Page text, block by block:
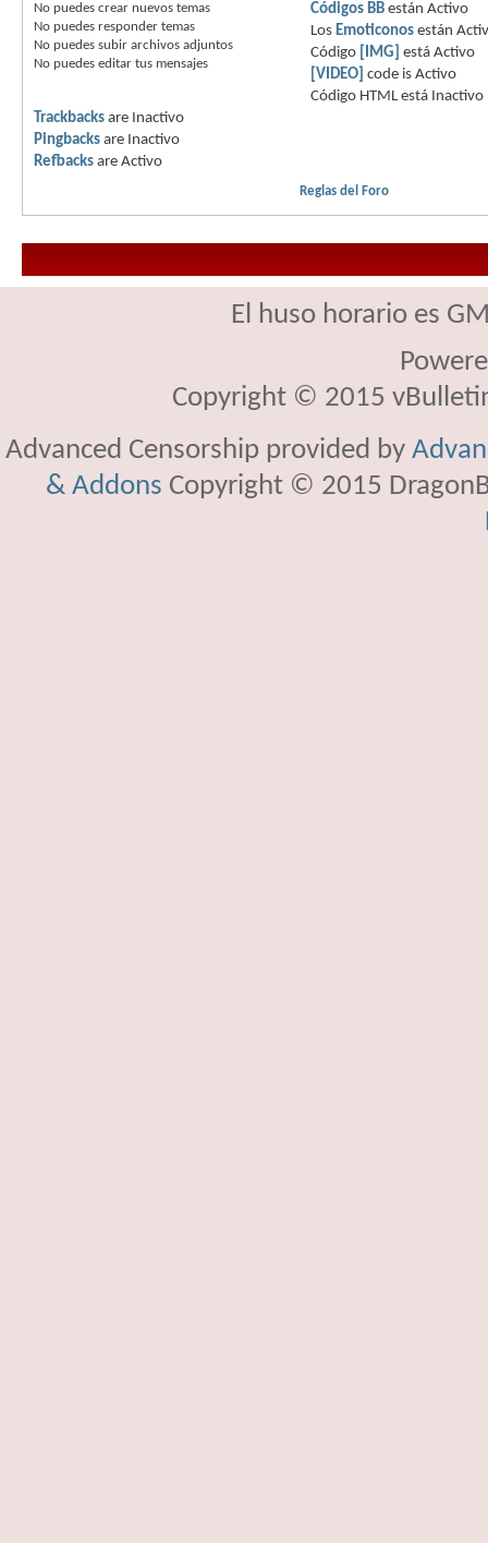
No puedes crear nuevos temas
No puedes responder temas
No puedes subir archivos adjuntos
No puedes editar tus mensajes
Códigos BB están Activo
Los Emoticonos están
Código [IMG] está Activo
[VIDEO] code is Activo
Código HTML está Inactivo
Trackbacks are Inactivo
Pingbacks are Inactivo
Refbacks are Activo
Reglas del Foro
El huso horario es
Copyright © 2015
Advanced Censorship provided by
& Addons Copyright © 2015